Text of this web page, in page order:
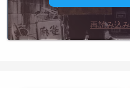
再読み込み